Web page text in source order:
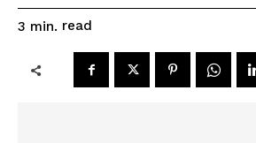
3 min. read